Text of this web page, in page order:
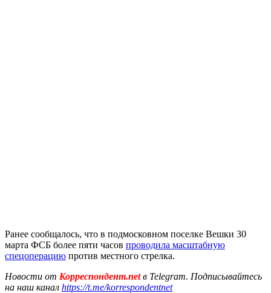
Ранее сообщалось, что в подмосковном поселке Вешки 30
марта ФСБ более пяти часов проводила масштабную
спецоперацию против местного стрелка.
Новости от Корреспондент.netв Telegram. Подписывайтесь
на наш канал https://t.me/korrespondentnet